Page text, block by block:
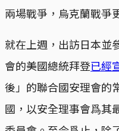
兩場戰爭，烏克蘭戰爭
就在上週，出訪日本並
會的美國總統拜登已經
後」的聯合國安理會的
國，以安全理事會爲其